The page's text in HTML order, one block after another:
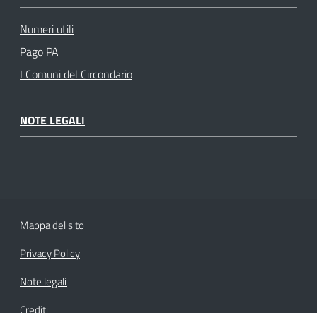
Numeri utili
Pago PA
I Comuni del Circondario
NOTE LEGALI
Mappa del sito
Privacy Policy
Note legali